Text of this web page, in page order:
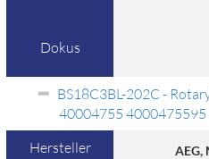
Dokus
BS18C3BL-202C -
40004755
Hersteller AEG,